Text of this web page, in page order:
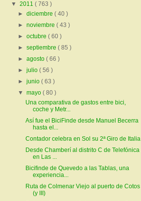
▼ 2011 ( 763 )
►diciembre( 40 )
►noviembre( 43 )
►octubre( 60 )
►septiembre( 85 )
►agosto( 66 )
►julio( 56 )
►junio( 63 )
▼mayo( 80 )
Una comparativa de gastos entre bici,
coche y Metr...
Así fue el BiciFinde desde Manuel Becerra
hasta el...
Contador celebra en Sol su 2ª Giro de Italia
Desde Chamberí al distrito C de Telefónica
en Las ...
Bicifinde de Quevedo a las Tablas, una
experiencia...
Ruta de Colmenar Viejo al puerto de Cotos
(y III)